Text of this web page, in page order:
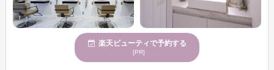
楽天ビューティで予約する
[PR]